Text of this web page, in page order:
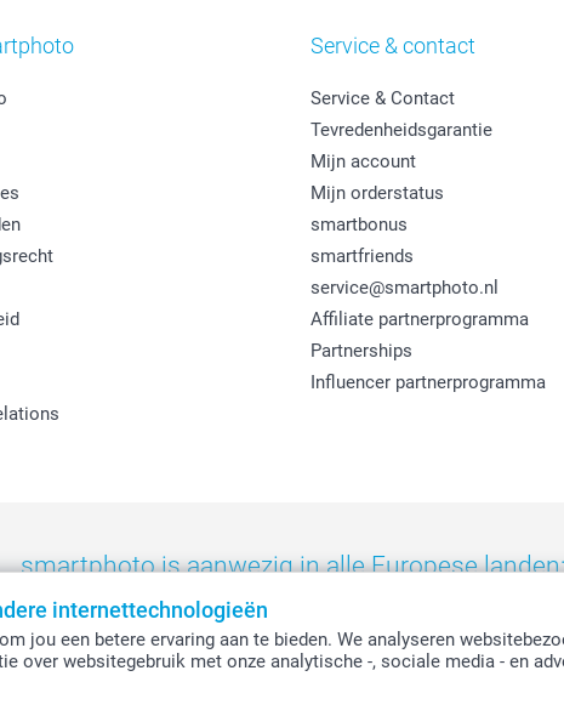
internettechnologieën
jou een betere ervaring aan te bieden. We analyseren
over websitegebruik met onze analytische -, sociale media - en
Service & contact
Service & Contact
Tevredenheidsgarantie
Mijn account
Mijn orderstatus
smartbonus
smartfriends
service@smartphoto.nl
Affiliate partnerprogramma
Partnerships
Influencer partnerprogramma
smartphoto is aanwezig in alle Europese landen:
Ireland - Nederland - Norge - Österreich